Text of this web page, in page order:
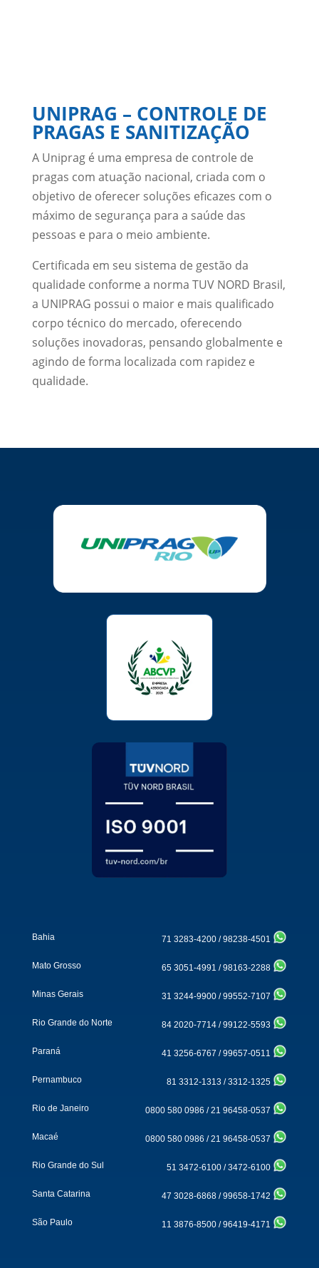
UNIPRAG – CONTROLE DE
PRAGAS E SANITIZAÇÃO
A Uniprag é uma empresa de controle de
pragas com atuação nacional, criada com o
objetivo de oferecer soluções eficazes com o
máximo de segurança para a saúde das
pessoas e para o meio ambiente.
Certificada em seu sistema de gestão da
qualidade conforme a norma TUV NORD Brasil,
a UNIPRAG possui o maior e mais qualificado
corpo técnico do mercado, oferecendo
soluções inovadoras, pensando globalmente e
agindo de forma localizada com rapidez e
qualidade.
Bahia 71 3283-4200 /98238-4501
Mato Grosso 65 3051-4991 /98163-2288
Minas Gerais 31 3244-9900 /99552-7107
Rio Grande do Norte 84 2020-7714 /99122-5593
Paraná 41 3256-6767 /99657-0511
Pernambuco 81 3312-1313 /3312-1325
Rio de Janeiro 0800 580 0986 /21 96458-0537
Macaé 0800 580 0986 /21 96458-0537
Rio Grande do Sul 51 3472-6100 /3472-6100
Santa Catarina 47 3028-6868 /99658-1742
São Paulo 11 3876-8500 /96419-4171